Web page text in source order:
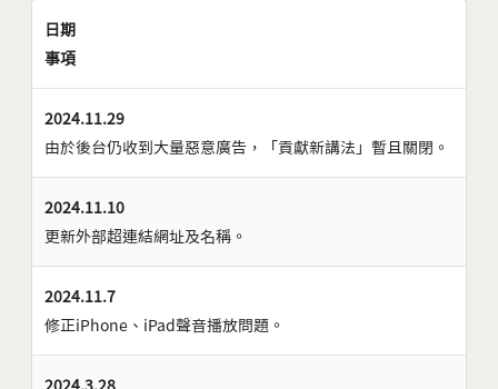
日期
事項
2024.11.29
由於後台仍收到大量惡意廣告，「貢獻新講法」暫且關閉。
2024.11.10
更新外部超連結網址及名稱。
2024.11.7
修正iPhone、iPad聲音播放問題。